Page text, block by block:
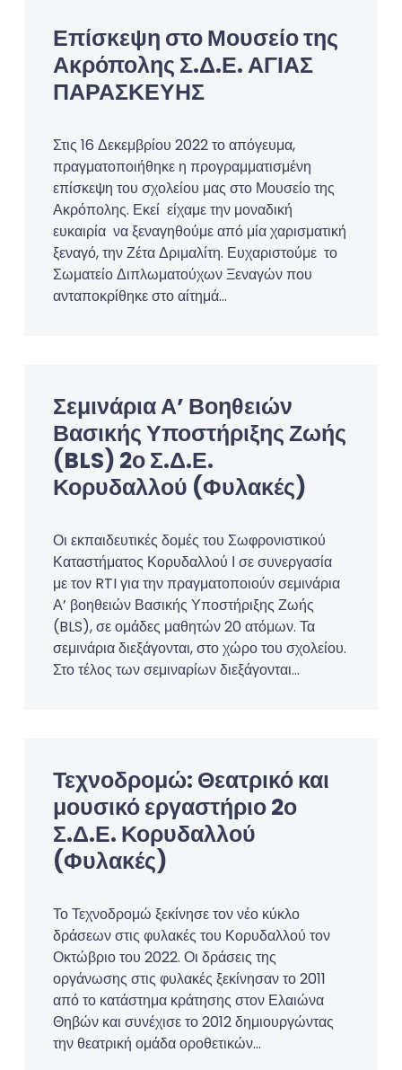
Επίσκεψη στο Μουσείο της
Ακρόπολης Σ.Δ.Ε. ΑΓΙΑΣ
ΠΑΡΑΣΚΕΥΗΣ
Στις 16 Δεκεμβρίου 2022 το απόγευμα,
πραγματοποιήθηκε η προγραμματισμένη
επίσκεψη του σχολείου μας στο Μουσείο της
Ακρόπολης. Εκεί είχαμε την μοναδική
ευκαιρία να ξεναγηθούμε από μία χαρισματική
ξεναγό, την Ζέτα Δριμαλίτη. Ευχαριστούμε το
Σωματείο Διπλωματούχων Ξεναγών που
ανταποκρίθηκε στο αίτημά…
Σεμινάρια Α’ Βοηθειών
Βασικής Υποστήριξης Ζωής
(BLS) 2ο Σ.Δ.Ε.
Κορυδαλλού (Φυλακές)
Οι εκπαιδευτικές δομές του Σωφρονιστικού
Καταστήματος Κορυδαλλού Ι σε συνεργασία
με τον RTI για την πραγματοποιούν σεμινάρια
Α’ βοηθειών Βασικής Υποστήριξης Ζωής
(BLS), σε ομάδες μαθητών 20 ατόμων. Τα
σεμινάρια διεξάγονται, στο χώρο του σχολείου.
Στο τέλος των σεμιναρίων διεξάγονται…
Τεχνοδρομώ: Θεατρικό και
μουσικό εργαστήριο 2ο
Σ.Δ.Ε. Κορυδαλλού
(Φυλακές)
Το Τεχνοδρομώ ξεκίνησε τον νέο κύκλο
δράσεων στις φυλακές του Κορυδαλλού τον
Οκτώβριο του 2022. Οι δράσεις της
οργάνωσης στις φυλακές ξεκίνησαν το 2011
από το κατάστημα κράτησης στον Ελαιώνα
Θηβών και συνέχισε το 2012 δημιουργώντας
την θεατρική ομάδα οροθετικών…